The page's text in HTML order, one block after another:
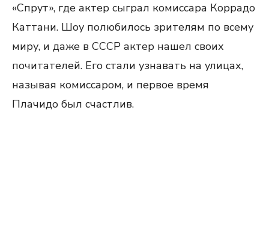
«Спрут», где актер сыграл комиссара Коррадо
Каттани. Шоу полюбилось зрителям по всему
миру, и даже в СССР актер нашел своих
почитателей. Его стали узнавать на улицах,
называя комиссаром, и первое время
Плачидо был счастлив.